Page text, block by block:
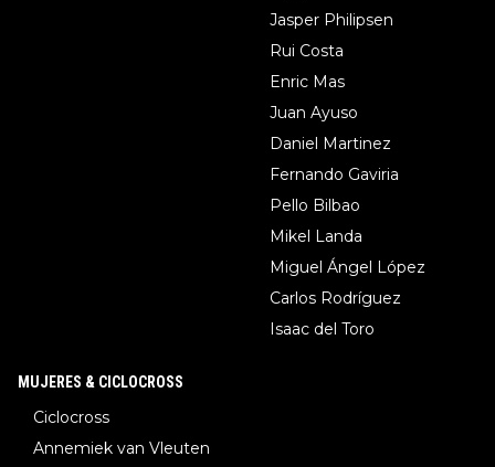
Jasper Philipsen
Rui Costa
Enric Mas
Juan Ayuso
Daniel Martinez
Fernando Gaviria
Pello Bilbao
Mikel Landa
Miguel Ángel López
Carlos Rodríguez
Isaac del Toro
MUJERES & CICLOCROSS
Ciclocross
Annemiek van Vleuten